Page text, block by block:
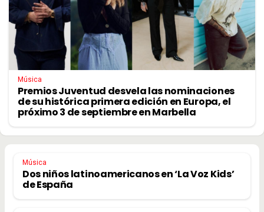
Música
Premios Juventud desvela las nominaciones
de su histórica primera edición en Europa, el
próximo 3 de septiembre en Marbella
Música
Dos niños latinoamericanos en ‘La Voz Kids’
de España